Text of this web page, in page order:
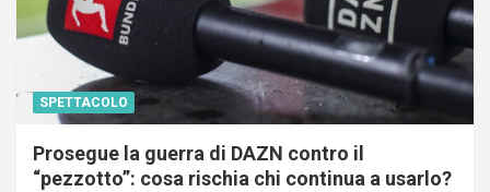
SPETTACOLO
Prosegue la guerra di DAZN contro il
“pezzotto”: cosa rischia chi continua a usarlo?